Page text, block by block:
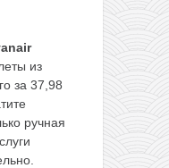
из
за 37,98
ручная